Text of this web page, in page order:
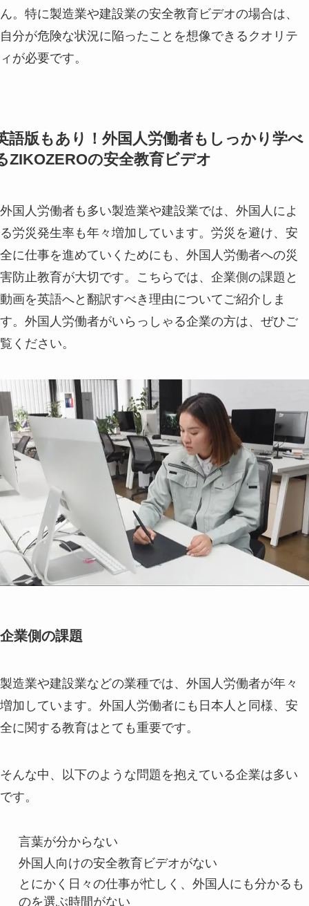
ん。特に製造業や建設業の安全教育ビデオの場合は、
自分が危険な状況に陥ったことを想像できるクオリテ
ィが必要です。
語版もあり！外国人労働者もしっかり学べ
ZIKOZEROの安全教育ビデオ
外国人労働者も多い製造業や建設業では、外国人によ
る労災発生率も年々増加しています。労災を避け、安
全に仕事を進めていくためにも、外国人労働者への災
害防止教育が大切です。こちらでは、企業側の課題と
動画を英語へと翻訳すべき理由についてご紹介しま
す。外国人労働者がいらっしゃる企業の方は、ぜひご
覧ください。
企業側の課題
製造業や建設業などの業種では、外国人労働者が年々
増加しています。外国人労働者にも日本人と同様、安
全に関する教育はとても重要です。
そんな中、以下のような問題を抱えている企業は多い
です。
言葉が分からない
外国人向けの安全教育ビデオがない
とにかく日々の仕事が忙しく、外国人にも分かるも
のを選ぶ時間がない